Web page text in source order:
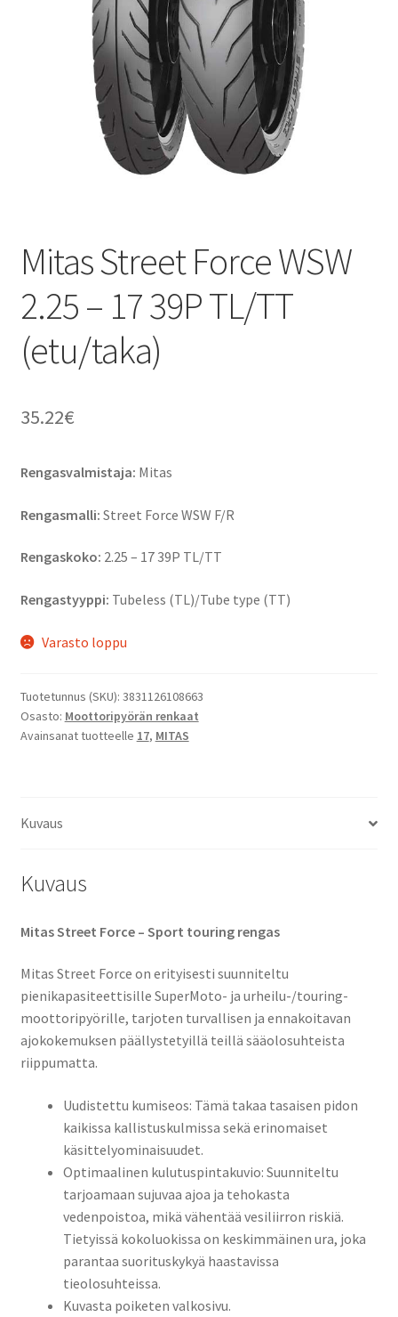
Mitas Street Force WSW
2.25 – 17 39P TL/TT
(etu/taka)
35.22€
Rengasvalmistaja: Mitas
Rengasmalli: Street Force WSW F/R
Rengaskoko: 2.25 – 17 39P TL/TT
Rengastyyppi: Tubeless (TL)/Tube type (TT)
Varasto loppu
Tuotetunnus (SKU): 3831126108663
Osasto: Moottoripyörän renkaat
Avainsanat tuotteelle 17, MITAS
Kuvaus
Kuvaus
Mitas Street Force – Sport touring rengas
Mitas Street Force on erityisesti suunniteltu
pienikapasiteettisille SuperMoto- ja urheilu-/touring-
moottoripyörille, tarjoten turvallisen ja ennakoitavan
ajokokemuksen päällystetyillä teillä sääolosuhteista
riippumatta.
Uudistettu kumiseos: Tämä takaa tasaisen pidon
kaikissa kallistuskulmissa sekä erinomaiset
käsittelyominaisuudet. ​
Optimaalinen kulutuspintakuvio: Suunniteltu
tarjoamaan sujuvaa ajoa ja tehokasta
vedenpoistoa, mikä vähentää vesiliirron riskiä.
Tietyissä kokoluokissa on keskimmäinen ura, joka
parantaa suorituskykyä haastavissa
tieolosuhteissa.
Kuvasta poiketen valkosivu.